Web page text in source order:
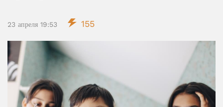
23 апреля 19:53 155